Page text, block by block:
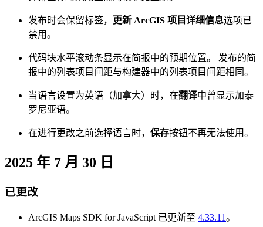
发布时会保留标签， 更新 ArcGIS 项目详细信息选项已
禁用。
代码块水平滚动条显示在简报中的预期位置。 发布的简
报中的列表项目间距与构建器中的列表项目间距相同。
当语言设置为英语（加拿大）时，在翻译中曾显示加泰
罗尼亚语。
在进行更改之前选择语言时， 保存按钮不再无法使用。
2025 年 7 月 30 日
已更改
ArcGIS Maps SDK for JavaScript 已更新至 4.33.11。